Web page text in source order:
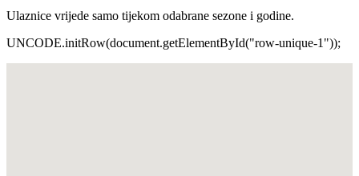
Ulaznice vrijede samo tijekom odabrane sezone i godine.
UNCODE.initRow(document.getElementById("row-unique-1"));